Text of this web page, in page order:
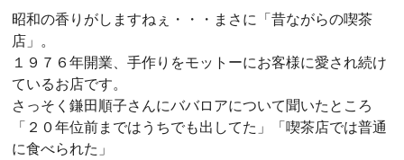
昭和の香りがしますねぇ・・・まさに「昔ながらの喫茶
店」。
１９７６年開業、手作りをモットーにお客様に愛され続け
ているお店です。
さっそく鎌田順子さんにババロアについて聞いたところ
「２０年位前まではうちでも出してた」「喫茶店では普通
に食べられた」